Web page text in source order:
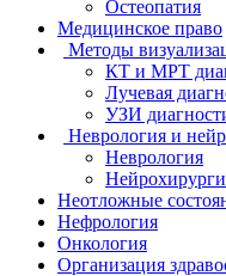
Остеопатия
Медицинское право
Методы
КТ и МРТ
Лучевая
УЗИ
Неврология и
Неврология
Неотложные
Нефрология
Онкология
Организация